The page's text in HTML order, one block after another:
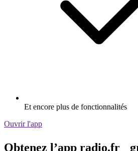
Et encore plus de fonctionnalités
Ouvrir l'app
Obtenez l’app radio.fr